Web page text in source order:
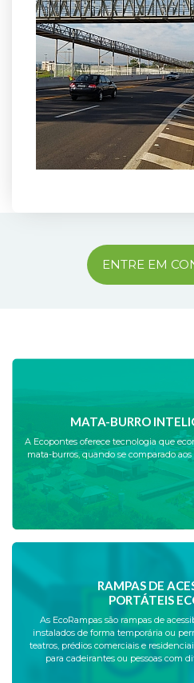
ENTRE EM
MATA-BURRO
A Ecopontes oferece tecnologia que
mata-burros, quando se comparado
RAMPAS DE
PORTÁTEIS
As EcoRampas são rampas de
instalados de forma temporária ou
teatros, prédios comerciais e
para cadeirantes ou pessoas com